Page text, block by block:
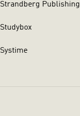
Strandberg Publishing
Studybox
Systime